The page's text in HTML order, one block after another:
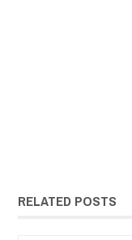
RELATED POSTS